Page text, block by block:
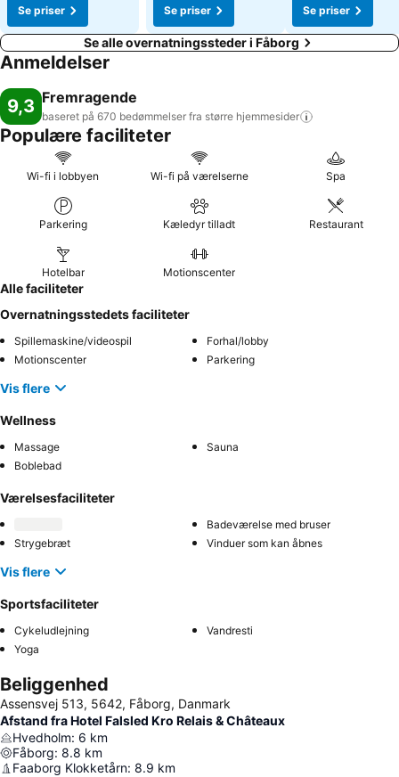
Se priser
Se priser
Se priser
Se alle overnatningssteder i Fåborg
Anmeldelser
9,3 Fremragende
baseret på 670 bedømmelser fra større hjemmesider
Populære faciliteter
Wi-fi i lobbyen Wi-fi på værelserne Spa
Parkering Kæledyr tilladt Restaurant
Hotelbar Motionscenter
Alle faciliteter
Overnatningsstedets faciliteter
Spillemaskine/videospil
Forhal/lobby
Motionscenter
Parkering
Vis flere
Wellness
Massage
Sauna
Boblebad
Værelsesfaciliteter
Badeværelse med bruser
Strygebræt
Vinduer som kan åbnes
Vis flere
Sportsfaciliteter
Cykeludlejning
Vandresti
Yoga
Beliggenhed
Assensvej 513, 5642, Fåborg, Danmark
Afstand fra Hotel Falsled Kro Relais & Châteaux
Hvedholm: 6 km
Fåborg: 8.8 km
Faaborg Klokketårn: 8.9 km